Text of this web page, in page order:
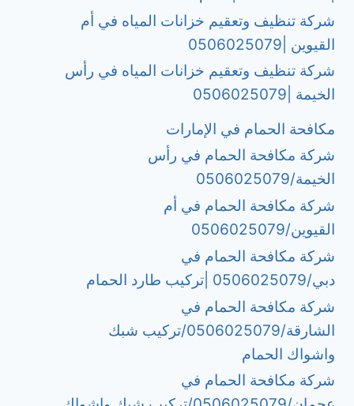
شركة تنظيف وتعقيم خزانات المياه في أم
القيوين |0506025079
شركة تنظيف وتعقيم خزانات المياه في رأس
الخيمة |0506025079
مكافحة الحمام في الإمارات
شركة مكافحة الحمام في رأس
الخيمة/0506025079
شركة مكافحة الحمام في أم
القيوين/0506025079
شركة مكافحة الحمام في
دبي/0506025079 |تركيب طارد الحمام
شركة مكافحة الحمام في
الشارقة/0506025079/تركيب شبك
واشواك الحمام
شركة مكافحة الحمام في